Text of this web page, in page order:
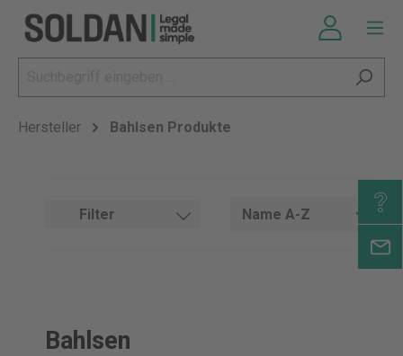
Hersteller Bahlsen Produkte
Filter
Bahlsen